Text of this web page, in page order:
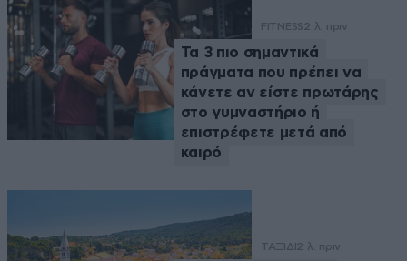
FITNESS 2 λ. πριν
Τα 3 πιο σημαντικά
πράγματα που πρέπει να
κάνετε αν είστε πρωτάρης
στο γυμναστήριο ή
επιστρέφετε μετά από
καιρό
ΤΑΞΙΔΙ2 λ. πριν